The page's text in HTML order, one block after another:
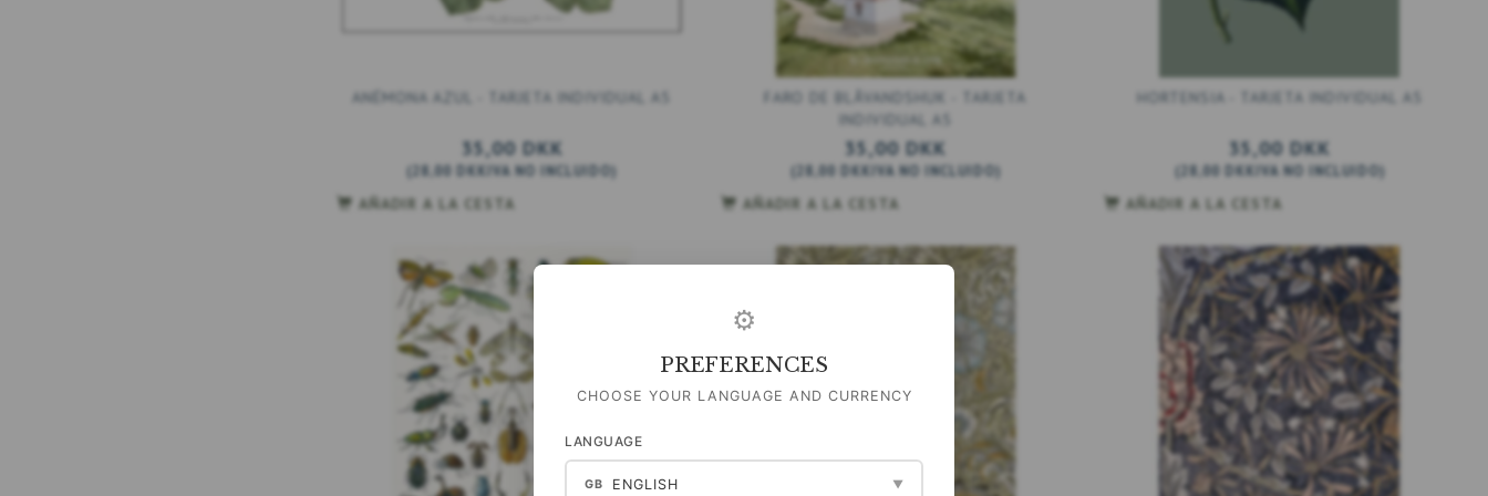
ANÉMONA AZUL - TARJETA INDIVIDUAL A5
35,00 DKK
( 28,00 DKK IVA NO INCLUIDO)
AÑADIR A LA CESTA
FARO DE BLÅVANDSHUK - TARJETA
INDIVIDUAL A5
35,00 DKK
( 28,00 DKK IVA NO INCLUIDO)
AÑADIR A LA CESTA
HORTENSIA - TARJETA INDIVIDUAL A5
35,00 DKK
( 28,00 DKK IVA NO INCLUIDO)
AÑADIR A LA CESTA
⚙
PREFERENCES
CHOOSE YOUR LANGUAGE AND CURRENCY
LANGUAGE
GB ENGLISH ▼